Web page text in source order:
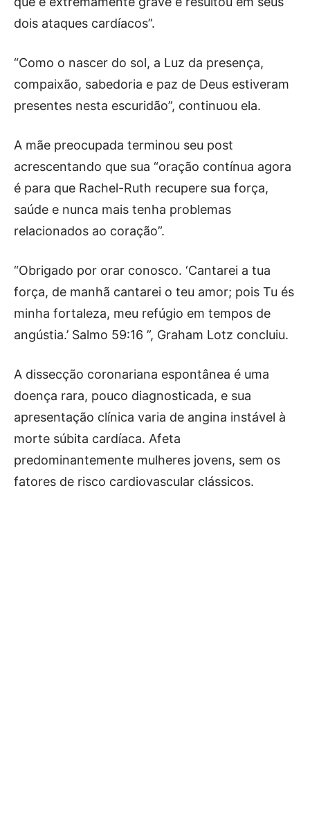
dois ataques cardíacos”.
“Como o nascer do sol, a Luz da presença,
compaixão, sabedoria e paz de Deus estiveram
presentes nesta escuridão”, continuou ela.
A mãe preocupada terminou seu post
acrescentando que sua “oração contínua agora
é para que Rachel-Ruth recupere sua força,
saúde e nunca mais tenha problemas
relacionados ao coração”.
“Obrigado por orar conosco. ‘Cantarei a tua
força, de manhã cantarei o teu amor; pois Tu és
minha fortaleza, meu refúgio em tempos de
angústia.’ Salmo 59:16 ”, Graham Lotz concluiu.
A dissecção coronariana espontânea é uma
doença rara, pouco diagnosticada, e sua
apresentação clínica varia de angina instável à
morte súbita cardíaca. Afeta
predominantemente mulheres jovens, sem os
fatores de risco cardiovascular clássicos.